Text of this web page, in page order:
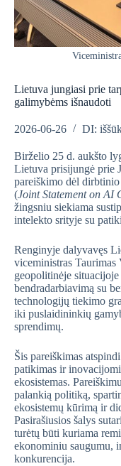
Lietuva jungiasi prie
galimybėms išnaudoti
2026-06-26 DI:
Birželio 25 d. aukšto
Lietuva prisijungė prie
pareiškimo dėl
(Joint Statement on AI
žingsniu siekiama
intelekto srityje su
Renginyje dalyvavęs
viceministras Taurimas
geopolitinėje
bendradarbiavimą su
technologijų tiekimo
iki puslaidininkių
sprendimų.
Šis pareiškimas
patikimas ir
ekosistemas.
palankią politiką,
ekosistemų kūrimą ir
Pasirašiusios šalys
turėtų būti kuriama
ekonominiu saugumu,
konkurencija.